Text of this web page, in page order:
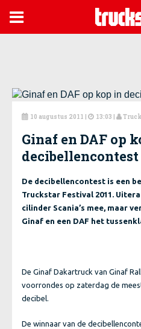

 10 augustus 2011 |  13:03 | 
Ginaf en DAF op
decibellencontest
De decibellencontest is een
Truckstar Festival 2011.
cilinder Scania’s mee, maar
Ginaf en een DAF het
De Ginaf Dakartruck van Ginaf
voorrondes op zaterdag de
decibel.
De winnaar van de